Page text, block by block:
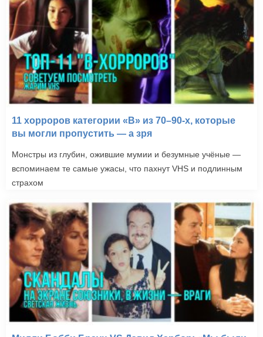
11 хорроров категории «B» из 70–90-х, которые
вы могли пропустить — а зря
Монстры из глубин, ожившие мумии и безумные учёные —
вспоминаем те самые ужасы, что пахнут VHS и подлинным
страхом